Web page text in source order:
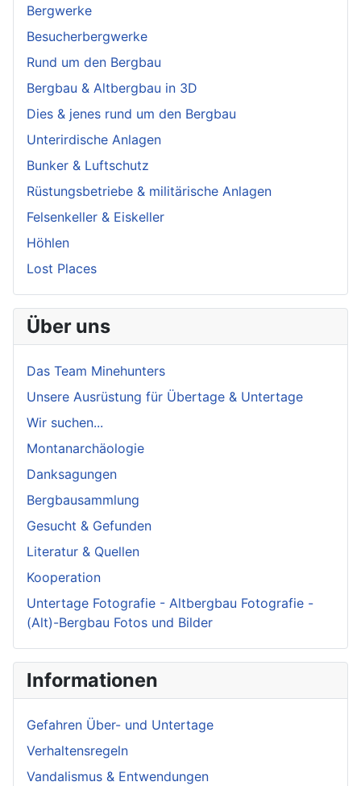
Bergwerke
Besucherbergwerke
Rund um den Bergbau
Bergbau & Altbergbau in 3D
Dies & jenes rund um den Bergbau
Unterirdische Anlagen
Bunker & Luftschutz
Rüstungsbetriebe & militärische Anlagen
Felsenkeller & Eiskeller
Höhlen
Lost Places
Über uns
Das Team Minehunters
Unsere Ausrüstung für Übertage & Untertage
Wir suchen...
Montanarchäologie
Danksagungen
Bergbausammlung
Gesucht & Gefunden
Literatur & Quellen
Kooperation
Untertage Fotografie - Altbergbau Fotografie -
(Alt)-Bergbau Fotos und Bilder
Informationen
Gefahren Über- und Untertage
Verhaltensregeln
Vandalismus & Entwendungen